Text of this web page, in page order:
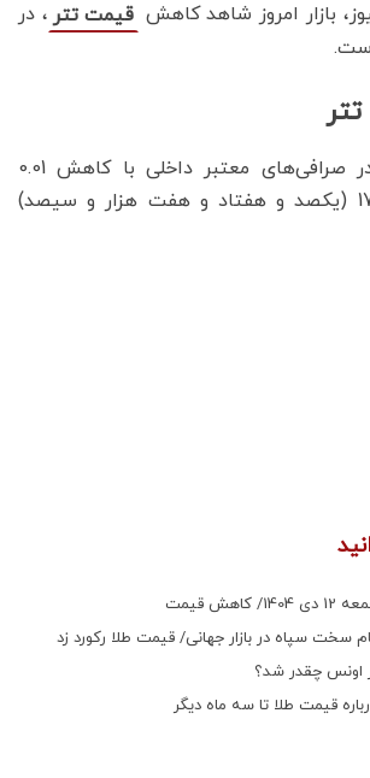
بازار امروز شاهد کاهش قیمت تتر ، در
قیمت تتر امروز در صرافی‌های معتبر داخلی با کاهش 0.01
درصدی، به 177,300 (یکصد و هفتاد و هفت هزار و سیصد)
قیمت
سخت سپاه در بازار جهانی/ قیمت طلا رکورد زد
اونس چقدر شد؟
قیمت طلا تا سه ماه دیگر